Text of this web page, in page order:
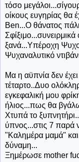
τόσο
οίκους ευγηρίας θα
Ben...Ο θάνατος
ξανά...Υπέροχη
Ψυχαναλυτικό
Μα η αϋπνία δεν έχει
τέταρτο..Δυο
εγκεφαλική μου
ήλιος...πως θα
Χτυπά το
ύπνος...στις 7 παρά
"Καλημέρα μαμά"
δύναμη...
Ξημέρωσε mother